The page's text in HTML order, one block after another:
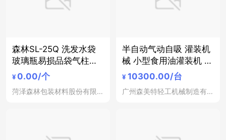
森林SL-25Q 洗发水袋
玻璃瓶易损品袋气柱包
装气泡膜厂家直销批发
¥ 0.00/个
菏泽森林包装材料股份有限公司
半自动气动自吸 灌装机
械 小型食用油灌装机 玻
璃瓶灌装机 膏液类
¥ 10300.00/台
广州森美特轻工机械制造有限公司